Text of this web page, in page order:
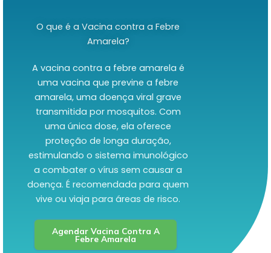
O que é a Vacina contra a Febre
Amarela?
A vacina contra a febre amarela é
uma vacina que previne a febre
amarela, uma doença viral grave
transmitida por mosquitos. Com
uma única dose, ela oferece
proteção de longa duração,
estimulando o sistema imunológico
a combater o vírus sem causar a
doença. É recomendada para quem
vive ou viaja para áreas de risco.
Agendar Vacina Contra A
Febre Amarela